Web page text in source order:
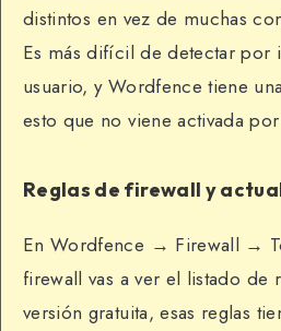
distintos en vez de muchas
Es más difícil de detectar por
usuario, y Wordfence tiene
esto que no viene activada
Reglas de firewall y
En Wordfence → Firewall →
firewall vas a ver el listado de
versión gratuita, esas reglas